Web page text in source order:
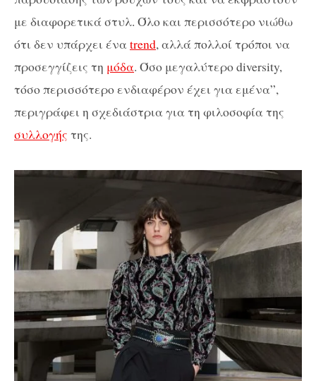
με διαφορετικά στυλ. Όλο και περισσότερο νιώθω
ότι δεν υπάρχει έναtrend, αλλά πολλοί τρόποι να
προσεγγίζεις τη μόδα. Όσο μεγαλύτερο diversity,
τόσο περισσότερο ενδιαφέρον έχει για εμένα”,
περιγράφει η σχεδιάστρια για τη φιλοσοφία της
συλλογής της.